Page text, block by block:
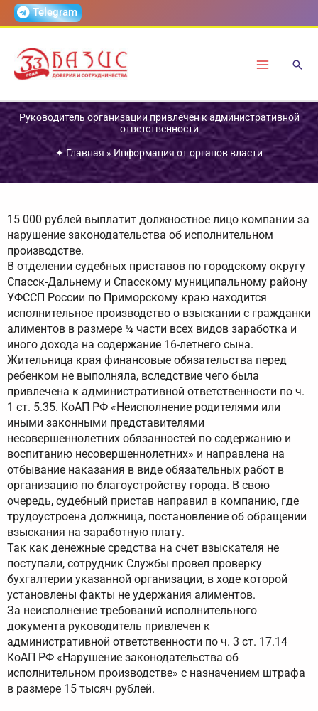
ПерейтиTelegram
Руководитель организации привлечен к административной
ответственности
✦ Главная » Информация от органов власти
15 000 рублей выплатит должностное лицо компании за
нарушение законодательства об исполнительном
производстве.
В отделении судебных приставов по городскому округу
Спасск-Дальнему и Спасскому муниципальному району
УФССП России по Приморскому краю находится
исполнительное производство о взыскании с гражданки
алиментов в размере ¼ части всех видов заработка и
иного дохода на содержание 16-летнего сына.
Жительница края финансовые обязательства перед
ребенком не выполняла, вследствие чего была
привлечена к административной ответственности по ч.
1 ст. 5.35. КоАП РФ «Неисполнение родителями или
иными законными представителями
несовершеннолетних обязанностей по содержанию и
воспитанию несовершеннолетних» и направлена на
отбывание наказания в виде обязательных работ в
организацию по благоустройству города. В свою
очередь, судебный пристав направил в компанию, где
трудоустроена должница, постановление об обращении
взыскания на заработную плату.
Так как денежные средства на счет взыскателя не
поступали, сотрудник Службы провел проверку
бухгалтерии указанной организации, в ходе которой
установлены факты не удержания алиментов.
За неисполнение требований исполнительного
документа руководитель привлечен к
административной ответственности по ч. 3 ст. 17.14
КоАП РФ «Нарушение законодательства об
исполнительном производстве» с назначением штрафа
в размере 15 тысяч рублей.